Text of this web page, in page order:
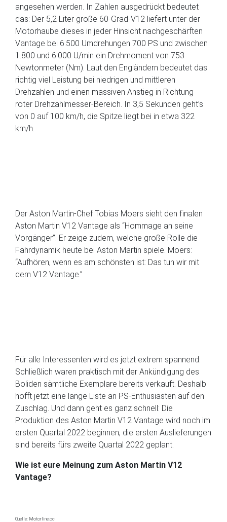
angesehen werden. In Zahlen ausgedrückt bedeutet
das: Der 5,2 Liter große 60-Grad-V12 liefert unter der
Motorhaube dieses in jeder Hinsicht nachgeschärften
Vantage bei 6.500 Umdrehungen 700 PS und zwischen
1.800 und 6.000 U/min ein Drehmoment von 753
Newtonmeter (Nm). Laut den Engländern bedeutet das
richtig viel Leistung bei niedrigen und mittleren
Drehzahlen und einen massiven Anstieg in Richtung
roter Drehzahlmesser-Bereich. In 3,5 Sekunden geht’s
von 0 auf 100 km/h, die Spitze liegt bei in etwa 322
km/h.
Der Aston Martin-Chef Tobias Moers sieht den finalen
Aston Martin V12 Vantage als “Hommage an seine
Vorgänger”. Er zeige zudem, welche große Rolle die
Fahrdynamik heute bei Aston Martin spiele. Moers:
“Aufhören, wenn es am schönsten ist: Das tun wir mit
dem V12 Vantage.”
Für alle Interessenten wird es jetzt extrem spannend.
Schließlich waren praktisch mit der Ankündigung des
Boliden sämtliche Exemplare bereits verkauft. Deshalb
hofft jetzt eine lange Liste an PS-Enthusiasten auf den
Zuschlag. Und dann geht es ganz schnell: Die
Produktion des Aston Martin V12 Vantage wird noch im
ersten Quartal 2022 beginnen, die ersten Auslieferungen
sind bereits fürs zweite Quartal 2022 geplant.
Wie ist eure Meinung zum Aston Martin V12
Vantage?
Quelle: Motorline.cc